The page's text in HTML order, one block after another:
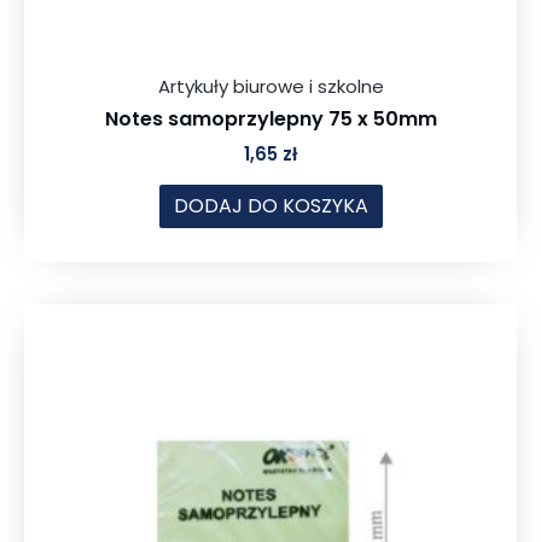
Artykuły biurowe i szkolne
Notes samoprzylepny 75 x 50mm
1,65 zł
DODAJ DO KOSZYKA